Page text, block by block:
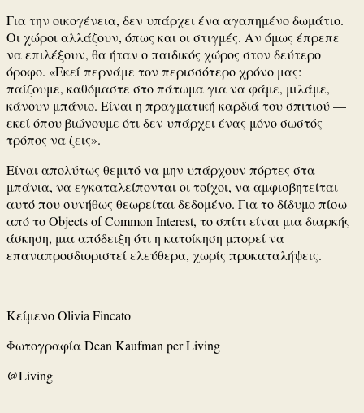
Για την οικογένεια, δεν υπάρχει ένα αγαπημένο δωμάτιο.
Οι χώροι αλλάζουν, όπως και οι στιγμές. Αν όμως έπρεπε
να επιλέξουν, θα ήταν ο παιδικός χώρος στον δεύτερο
όροφο. «Εκεί περνάμε τον περισσότερο χρόνο μας:
παίζουμε, καθόμαστε στο πάτωμα για να φάμε, μιλάμε,
κάνουν μπάνιο. Είναι η πραγματική καρδιά του σπιτιού —
εκεί όπου βιώνουμε ότι δεν υπάρχει ένας μόνο σωστός
τρόπος να ζεις».
Είναι απολύτως θεμιτό να μην υπάρχουν πόρτες στα
μπάνια, να εγκαταλείπονται οι τοίχοι, να αμφισβητείται
αυτό που συνήθως θεωρείται δεδομένο. Για το δίδυμο πίσω
από το Objects of Common Interest, το σπίτι είναι μια διαρκής
άσκηση, μια απόδειξη ότι η κατοίκηση μπορεί να
επαναπροσδιοριστεί ελεύθερα, χωρίς προκαταλήψεις.
Κείμενο Olivia Fincato
Φωτογραφία Dean Kaufman per Living
@Living